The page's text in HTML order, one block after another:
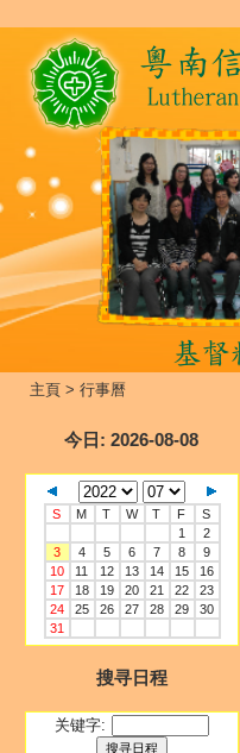
主頁 > 行事曆
今日 : 2026-08-08
S M T W T F
S
1
2
3
4 5 6 7 8
9
10
11 12 13 14 15
16
17
18 19 20 21 22
23
24
25 26 27 28 29
30
31
搜寻日程
关键字: